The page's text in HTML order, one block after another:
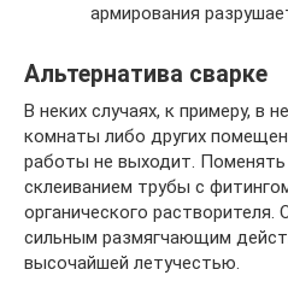
армирования
Альтернатива сварке
В неких случаях, к примеру, в
комнаты либо других
работы не выходит.
склеиванием трубы с
органического растворителя.
сильным размягчающим
высочайшей летучестью.